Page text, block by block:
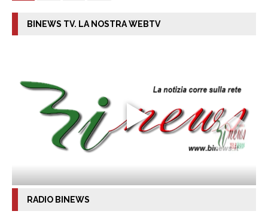
BINEWS TV. LA NOSTRA WEBTV
RADIO BINEWS